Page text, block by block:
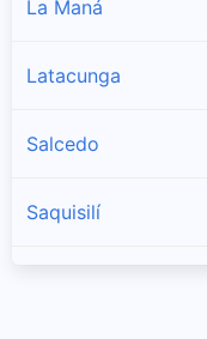
La Maná
Latacunga
Salcedo
Saquisilí